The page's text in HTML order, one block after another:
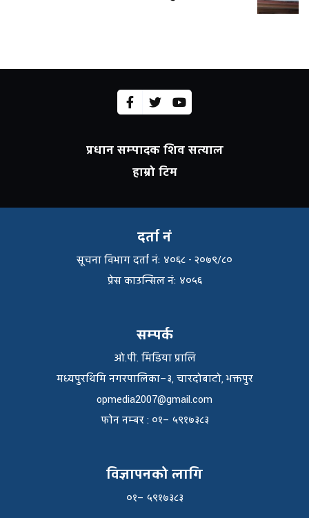
प्रधान सम्पादक शिव सत्याल
हाम्रो टिम
दर्ता नं
सूचना विभाग दर्ता नंः ४०६८ - २०७९/८०
प्रेस काउन्सिल नंः ४०५६
सम्पर्क
ओ.पी. मिडिया प्रालि
मध्यपुरथिमि नगरपालिका–३, चारदोबाटो, भक्तपुर
opmedia2007@gmail.com
फाेन नम्बर : ०१– ५९१७३८३
विज्ञापनको लागि
०१– ५९१७३८३